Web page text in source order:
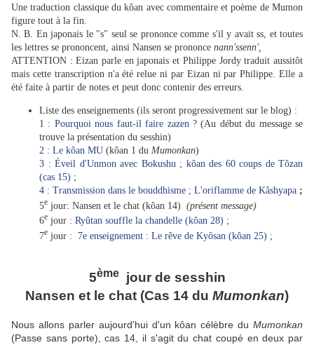
Une traduction classique du kôan avec commentaire et poème de Mumon
figure tout à la fin.
N. B. En japonais le "s" seul se prononce comme s'il y avait ss, et toutes
les lettres se prononcent, ainsi Nansen se prononce nann'ssenn',
ATTENTION : Eizan parle en japonais et Philippe Jordy traduit aussitôt
mais cette transcription n'a été relue ni par Eizan ni par Philippe. Elle a
été faite à partir de notes et peut donc contenir des erreurs.
Liste des enseignements (ils seront progressivement sur le blog) :
1 : Pourquoi nous faut-il faire zazen ?(Au début du message se
trouve la présentation du sesshin)
2 : Le kôan MU (kôan 1 du Mumonkan)
3 : Éveil d'Unmon avec Bokushu ; kôan des 60 coups de Tôzan
(cas 15) ;
4 : Transmission dans le bouddhisme ; L'oriflamme de Kâshyapa ;
5e jour: Nansen et le chat (kôan 14) (présent message)
6e jour : Ryûtan souffle la chandelle (kôan 28) ;
7e jour : 7e enseignement : Le rêve de Kyôsan (kôan 25) ;
5èmejour de sesshin
Nansen et le chat (Cas 14 du Mumonkan)
Nous allons parler aujourd'hui d'un kôan célèbre du Mumonkan
(Passe sans porte), cas 14, il s'agit du chat coupé en deux par